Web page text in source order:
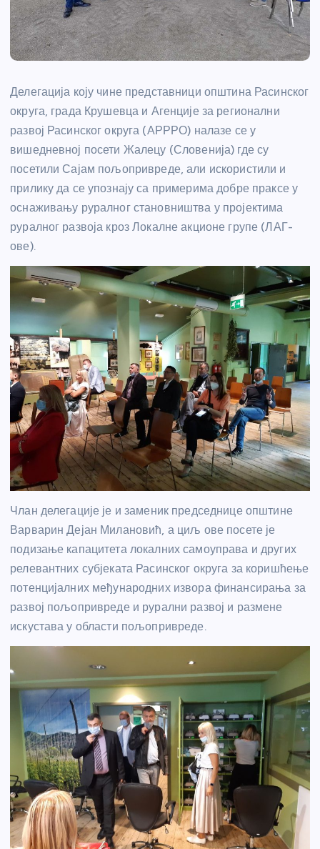
Делегација коју чине представници општина Расинског
округа, града Крушевца и Агенције за регионални
развој Расинског округа (АРРРО) налазе се у
вишедневној посети Жалецу (Словенија) где су
посетили Сајам пољопривреде, али искористили и
прилику да се упознају са примерима добре праксе у
оснаживању руралног становништва у пројектима
руралног развоја кроз Локалне акционе групе (ЛАГ-
ове).
Члан делегације је и заменик председнице општине
Варварин Дејан Милановић, а циљ ове посете је
подизање капацитета локалних самоуправа и других
релевантних субјеката Расинског округа за коришћење
потенцијалних међународних извора финансирања за
развој пољопривреде и рурални развој и размене
искустава у области пољопривреде.